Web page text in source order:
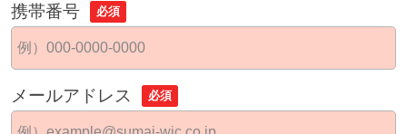
携帯番号 必須
メールアドレス 必須